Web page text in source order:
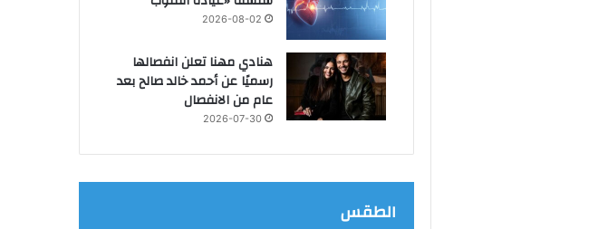
2026-08-02
هنادي مهنا تعلن انفصالها
رسميًا عن أحمد خالد صالح بعد
عام من الانفصال
2026-07-30
الطقس